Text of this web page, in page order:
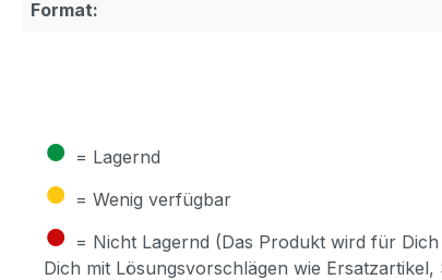
Format:
● = Lagernd
● = Wenig verfügbar
● = Nicht Lagernd (Das Produkt wird für
Dich mit Lösungsvorschlägen wie